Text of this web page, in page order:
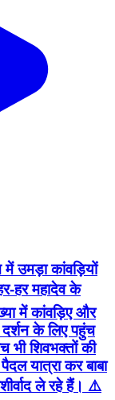
उमड़ा कांवड़ियों
हर महादेव के
में कांवड़िए और
के लिए पहुंच
भी शिवभक्तों की
यात्रा कर बाबा
ले रहे हैं। ⚠️